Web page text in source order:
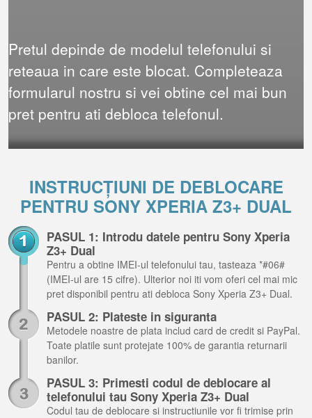
Pretul depinde de modelul telefonului si
reteaua in care este blocat. Completeaza
formularul nostru si vei obtine cel mai bun
pret pentru ati debloca telefonul.
INSTRUCȚIUNI DE DEBLOCARE
PENTRU SONY XPERIA Z3+ DUAL
PASUL 1: Introdu datele pentru Sony Xperia
Z3+ Dual
Pentru a obtine IMEI-ul telefonului tau, tasteaza *#06#
(IMEI-ul are 15 cifre). Ulterior noi iti vom oferi cel mai mic
pret disponibil pentru ati debloca Sony Xperia Z3+ Dual.
PASUL 2: Plateste in siguranta
Metodele noastre de plata includ card de credit si PayPal.
Toate platile sunt protejate 100% de garantia returnarii
banilor.
PASUL 3: Primesti codul de deblocare al
telefonului tau Sony Xperia Z3+ Dual
Codul tau de deblocare si instructiunile vor fi trimise prin